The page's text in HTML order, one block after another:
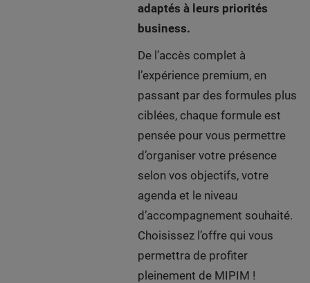
adaptés à leurs priorités
business.
De l’accès complet à
l’expérience premium, en
passant par des formules plus
ciblées, chaque formule est
pensée pour vous permettre
d’organiser votre présence
selon vos objectifs, votre
agenda et le niveau
d’accompagnement souhaité.
Choisissez l’offre qui vous
permettra de profiter
pleinement de MIPIM !